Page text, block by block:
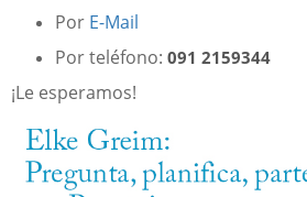
Por E-Mail
Por teléfono: 091 2159344
¡Le esperamos!